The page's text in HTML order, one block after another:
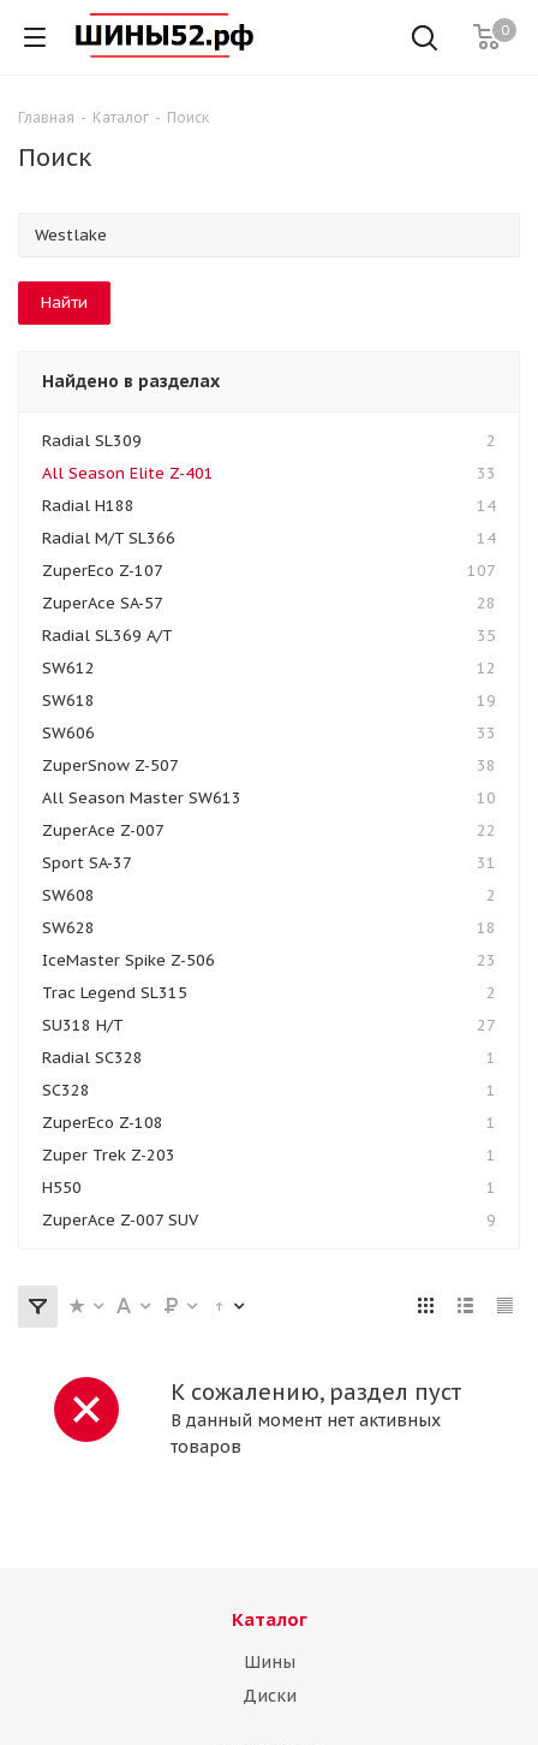
0
Главная - Каталог - Поиск
Поиск
Найдено в разделах
Radial SL309
2
All Season Elite Z-401
33
Radial H188
14
Radial M/T SL366
14
ZuperEco Z-107
107
ZuperAce SA-57
28
Radial SL369 A/T
35
SW612
12
SW618
19
SW606
33
ZuperSnow Z-507
38
All Season Master SW613
10
ZuperAce Z-007
22
Sport SA-37
31
SW608
2
SW628
18
IceMaster Spike Z-506
23
Trac Legend SL315
2
SU318 H/T
27
Radial SC328
1
SC328
1
ZuperEco Z-108
1
Zuper Trek Z-203
1
H550
1
ZuperAce Z-007 SUV
9
К сожалению, раздел пуст
В данный момент нет активных
товаров
Каталог
Шины
Диски